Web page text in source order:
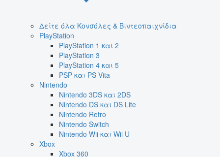
Δείτε όλα Κονσόλες & Βιντεοπαιχνίδια
PlayStation
PlayStation 1 και 2
PlayStation 3
PlayStation 4 και 5
PSP και PS Vita
Nintendo
Nintendo 3DS και 2DS
Nintendo DS και DS Lite
Nintendo Retro
Nintendo Switch
Nintendo Wii και Wii U
Xbox
Xbox 360